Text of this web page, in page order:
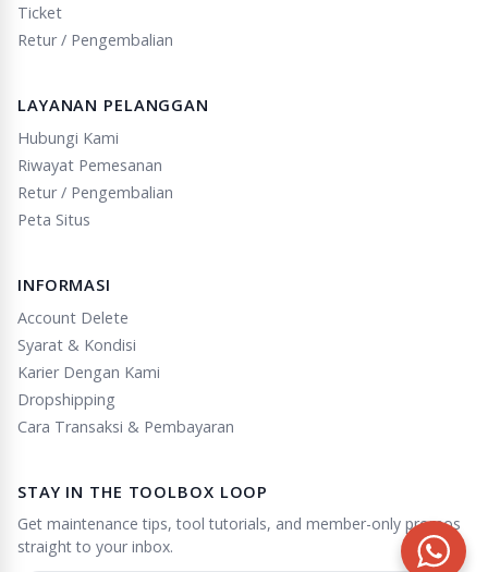
Ticket
Retur / Pengembalian
LAYANAN PELANGGAN
Hubungi Kami
Riwayat Pemesanan
Retur / Pengembalian
Peta Situs
INFORMASI
Account Delete
Syarat & Kondisi
Karier Dengan Kami
Dropshipping
Cara Transaksi & Pembayaran
STAY IN THE TOOLBOX LOOP
Get maintenance tips, tool tutorials, and member-only promos
straight to your inbox.